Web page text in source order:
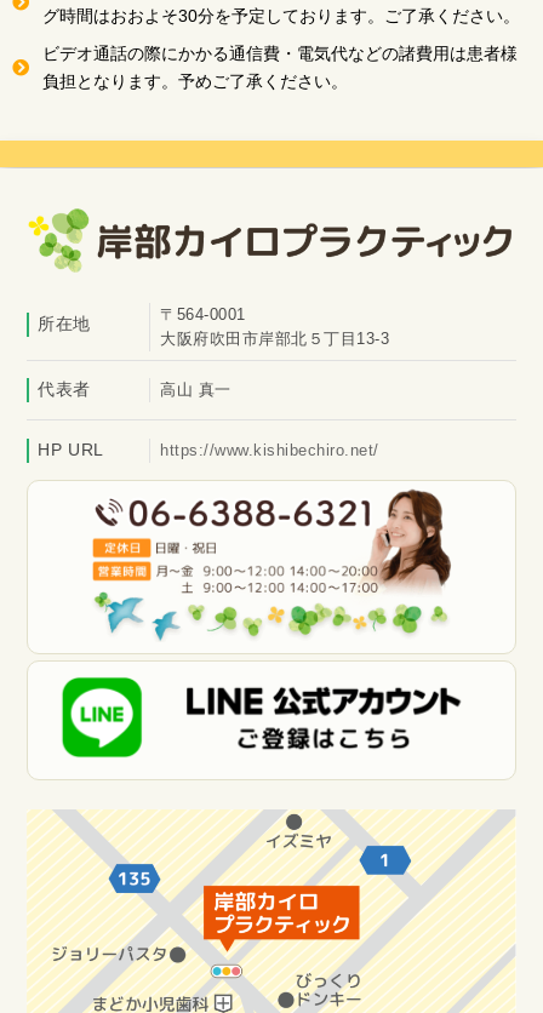
グ時間はおおよそ30分を予定しております。ご了承ください。
ビデオ通話の際にかかる通信費・電気代などの諸費用は患者様
負担となります。予めご了承ください。
所在地
〒564-0001
大阪府吹田市岸部北５丁目13-3
代表者 高山 真一
HP URL https://www.kishibechiro.net/